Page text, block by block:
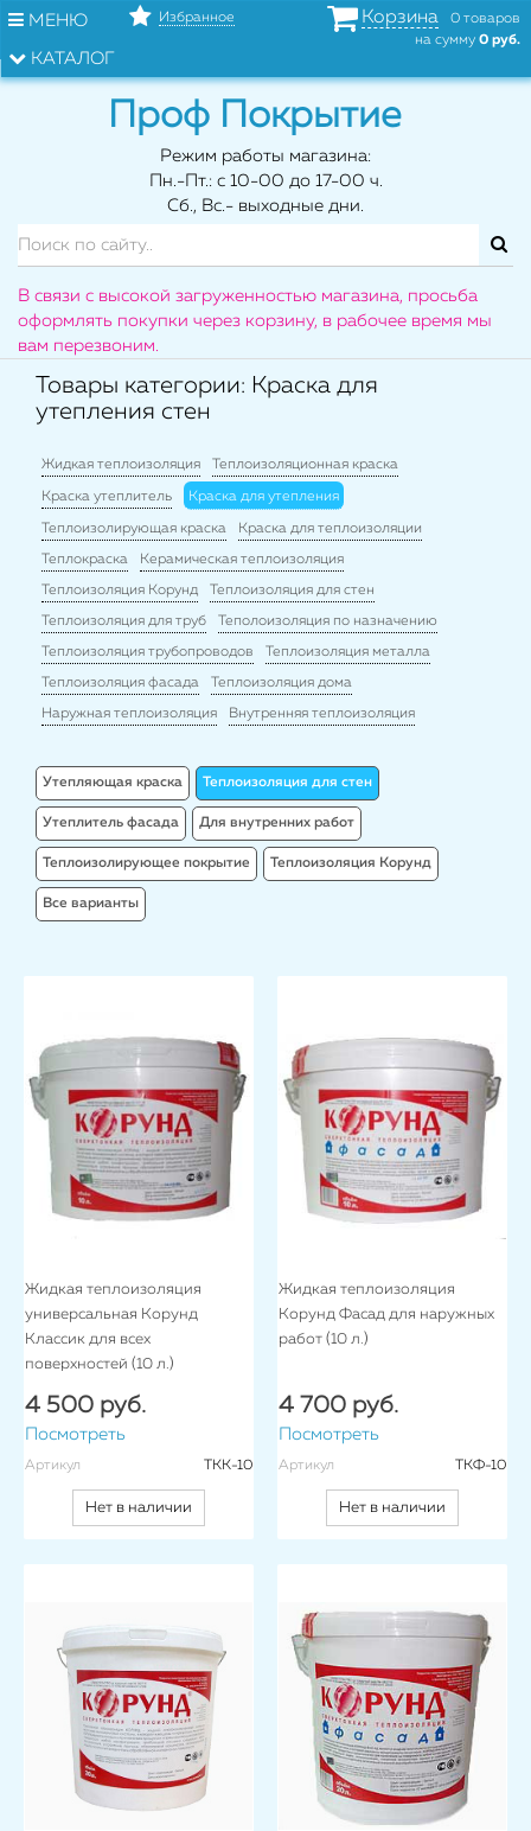
МЕНЮ
КАТАЛОГ
Избранное Корзина
0 товаров
на сумму 0 руб.
Проф Покрытие
Режим работы магазина:
Пн.-Пт.: с 10-00 до 17-00 ч.
Сб., Вс.- выходные дни.
В связи с высокой загруженностью магазина, просьба
оформлять покупки через корзину, в рабочее время мы
вам перезвоним.
Товары категории: Краска для
утепления стен
Жидкая теплоизоляция Теплоизоляционная краска
Краска утеплитель Краска для утепления
Теплоизолирующая краска Краска для теплоизоляции
Теплокраска Керамическая теплоизоляция
Теплоизоляция Корунд Теплоизоляция для стен
Теплоизоляция для труб Теполоизоляция по назначению
Теплоизоляция трубопроводов Теплоизоляция металла
Теплоизоляция фасада Теплоизоляция дома
Наружная теплоизоляция Внутренняя теплоизоляция
Утепляющая краска Теплоизоляция для стен
Утеплитель фасада Для внутренних работ
Теплоизолирующее покрытие Теплоизоляция Корунд
Все варианты
Жидкая теплоизоляция
универсальная Корунд
Классик для всех
поверхностей (10 л.)
4 500 руб.
Посмотреть
Артикул ТКК-10
Нет в наличии
Жидкая теплоизоляция
Корунд Фасад для наружных
работ (10 л.)
4 700 руб.
Посмотреть
Артикул ТКФ-10
Нет в наличии